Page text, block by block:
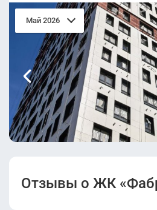
Май 2026
Отзывы о ЖК